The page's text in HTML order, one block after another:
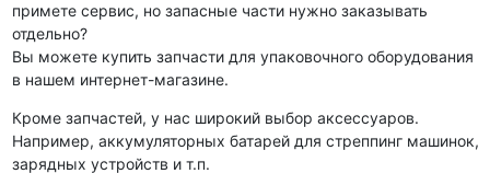
примете сервис, но запасные части нужно заказывать
отдельно?
Вы можете купить запчасти для упаковочного оборудования
в нашем интернет-магазине.
Кроме запчастей, у нас широкий выбор аксессуаров.
Например, аккумуляторных батарей для стреппинг машинок,
зарядных устройств и т.п.